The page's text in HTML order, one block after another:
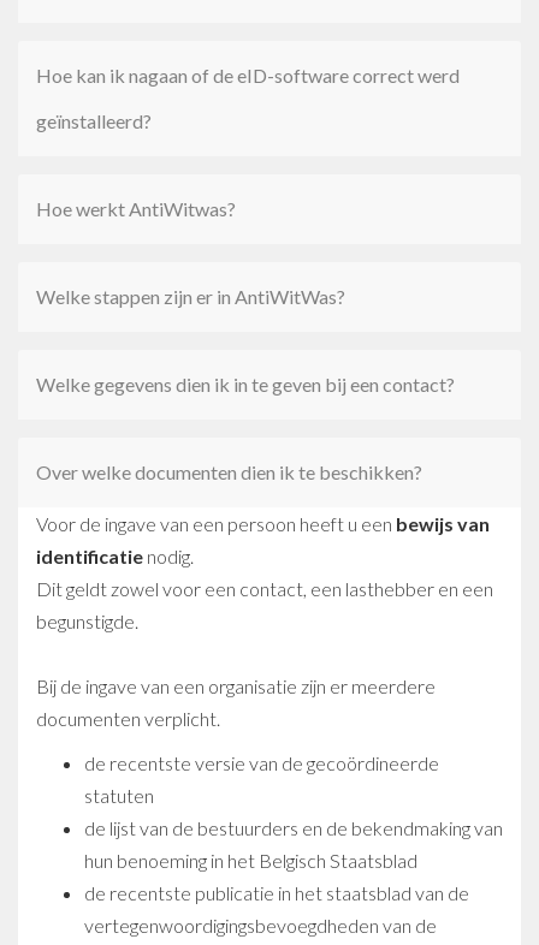
Hoe kan ik nagaan of de eID-software correct werd
geïnstalleerd?
Hoe werkt AntiWitwas?
Welke stappen zijn er in AntiWitWas?
Welke gegevens dien ik in te geven bij een contact?
Over welke documenten dien ik te beschikken?
Voor de ingave van een persoon heeft u een bewijs van
identificatie nodig.
Dit geldt zowel voor een contact, een lasthebber en een
begunstigde.
Bij de ingave van een organisatie zijn er meerdere
documenten verplicht.
de recentste versie van de gecoördineerde
statuten
de lijst van de bestuurders en de bekendmaking van
hun benoeming in het Belgisch Staatsblad
de recentste publicatie in het staatsblad van de
vertegenwoordigingsbevoegdheden van de